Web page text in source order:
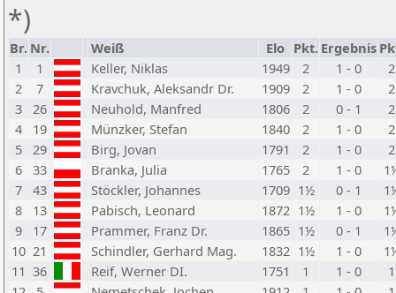
*)
Br. Nr. Weiß Elo Pkt. Ergebnis
1
1 Keller, Niklas 1949 2 1 - 0
2
2
7 Kravchuk, Aleksandr Dr. 1909 2 1 - 0
2
3
26 Neuhold, Manfred 1806 2 0 - 1
2
4
19 Münzker, Stefan 1840 2 1 - 0
2
5
29 Birg, Jovan 1791 2 1 - 0
2
6
33 Branka, Julia 1765 2 1 - 0
7
43 Stöckler, Johannes 1709 1½ 0 - 1
8
13 Pabisch, Leonard 1872 1½ 1 - 0
9
17 Prammer, Franz Dr. 1865 1½ 0 - 1
10 21 Schindler, Gerhard Mag. 1832 1½ 1 - 0
11 36 Reif, Werner DI. 1751 1 1 - 0
1